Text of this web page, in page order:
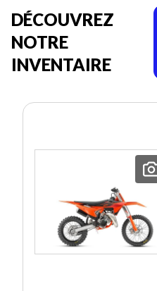
DÉCOUVREZ
NOTRE
INVENTAIRE